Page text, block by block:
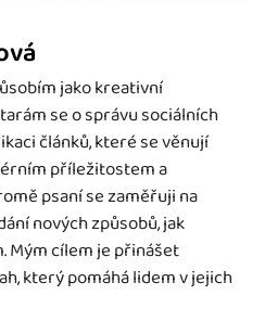
jako kreativní
se o správu sociálních
článků, které se věnují
příležitostem a
psaní se zaměřuji na
nových způsobů, jak
Mým cílem je přinášet
který pomáhá lidem v jejich